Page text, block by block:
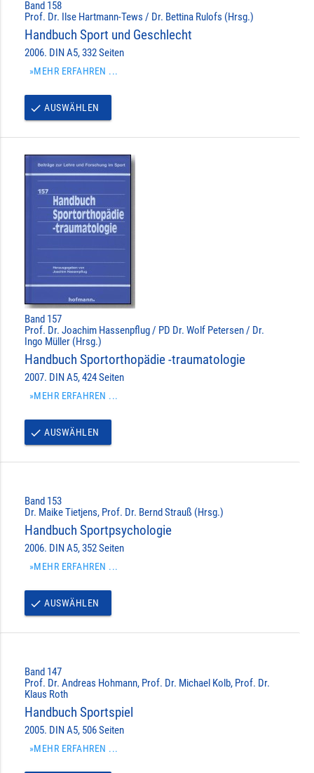
Band 158
Prof. Dr. Ilse Hartmann-Tews / Dr. Bettina Rulofs (Hrsg.)
Handbuch Sport und Geschlecht
2006. DIN A5, 332 Seiten
»MEHR ERFAHREN ...
done AUSWÄHLEN
Band 157
Prof. Dr. Joachim Hassenpflug / PD Dr. Wolf Petersen / Dr.
Ingo Müller (Hrsg.)
Handbuch Sportorthopädie -traumatologie
2007. DIN A5, 424 Seiten
»MEHR ERFAHREN ...
done AUSWÄHLEN
Band 153
Dr. Maike Tietjens, Prof. Dr. Bernd Strauß (Hrsg.)
Handbuch Sportpsychologie
2006. DIN A5, 352 Seiten
»MEHR ERFAHREN ...
done AUSWÄHLEN
Band 147
Prof. Dr. Andreas Hohmann, Prof. Dr. Michael Kolb, Prof. Dr.
Klaus Roth
Handbuch Sportspiel
2005. DIN A5, 506 Seiten
»MEHR ERFAHREN ...